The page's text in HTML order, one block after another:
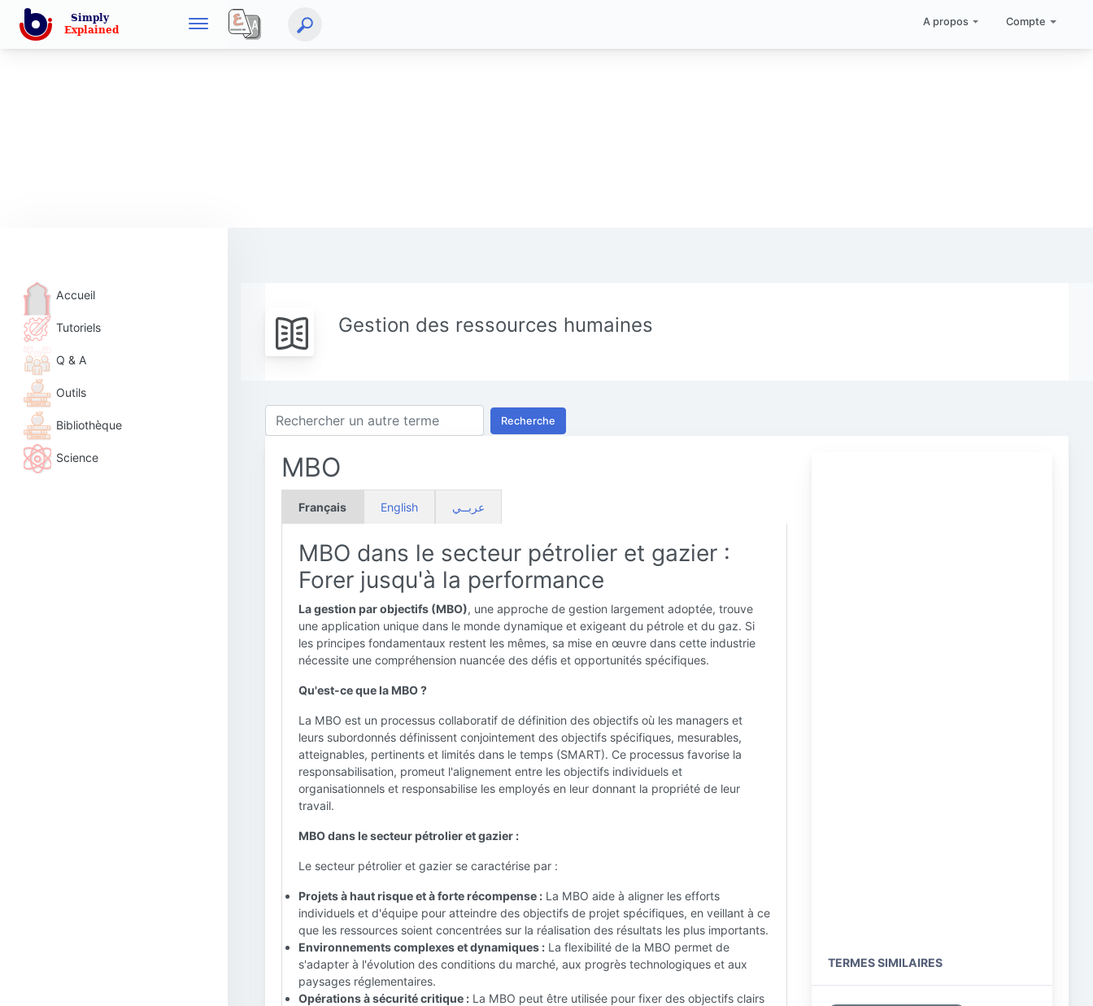
A propos Compte
Accueil
Tutoriels
Q & A
Outils
Bibliothèque
Science
Gestion des ressources humaines
Recherche
MBO
Français English عربــي
MBO dans le secteur pétrolier et gazier :
Forer jusqu'à la performance
La gestion par objectifs (MBO), une approche de gestion largement adoptée, trouve
une application unique dans le monde dynamique et exigeant du pétrole et du gaz. Si
les principes fondamentaux restent les mêmes, sa mise en œuvre dans cette industrie
nécessite une compréhension nuancée des défis et opportunités spécifiques.
Qu'est-ce que la MBO ?
La MBO est un processus collaboratif de définition des objectifs où les managers et
leurs subordonnés définissent conjointement des objectifs spécifiques, mesurables,
atteignables, pertinents et limités dans le temps (SMART). Ce processus favorise la
responsabilisation, promeut l'alignement entre les objectifs individuels et
organisationnels et responsabilise les employés en leur donnant la propriété de leur
travail.
MBO dans le secteur pétrolier et gazier :
Le secteur pétrolier et gazier se caractérise par :
Projets à haut risque et à forte récompense : La MBO aide à aligner les efforts
individuels et d'équipe pour atteindre des objectifs de projet spécifiques, en veillant à ce
que les ressources soient concentrées sur la réalisation des résultats les plus importants.
Environnements complexes et dynamiques : La flexibilité de la MBO permet de
s'adapter à l'évolution des conditions du marché, aux progrès technologiques et aux
paysages réglementaires.
Opérations à sécurité critique : La MBO peut être utilisée pour fixer des objectifs clairs
TERMES SIMILAIRES